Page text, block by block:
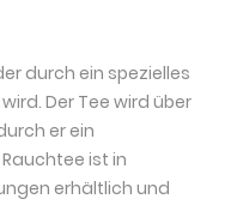
durch ein spezielles
Der Tee wird über
er ein
ist in
erhältlich und